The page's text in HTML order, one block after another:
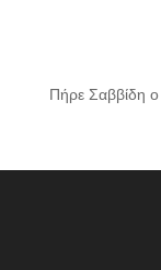
Πήρε Σαββίδη ο